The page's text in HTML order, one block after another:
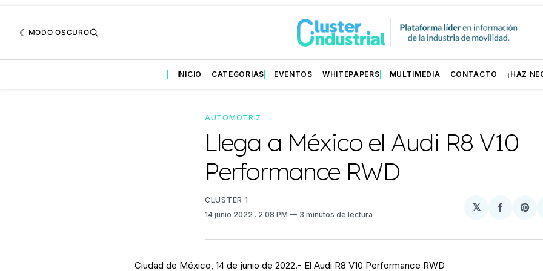
MODO OSCURO
INICIO CATEGORÍAS EVENTOS WHITEPAPERS MULTIMEDIA CONTACTO ¡HAZ
AUTOMOTRIZ
Llega a México el Audi R8 V10
Performance RWD
CLUSTER 1
14 junio 2022 . 2:08 PM 3 minutos de lectura
𝕏
Ciudad de México, 14 de junio de 2022.- El Audi R8 V10 Performance RWD